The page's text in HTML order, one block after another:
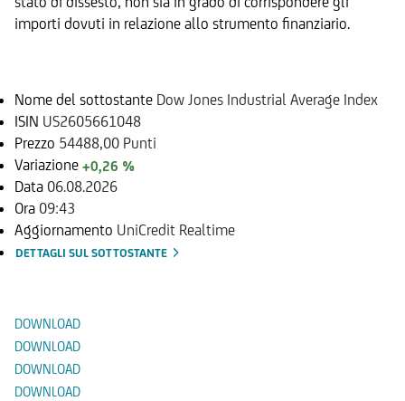
importi dovuti in relazione allo strumento finanziario.
Nome del sottostante Dow Jones Industrial Average Index
ISIN US2605661048
Prezzo 54488,00 Punti
Variazione +0,26 %
Data 06.08.2026
Ora 09:43
Aggiornamento UniCredit Realtime
DETTAGLI SUL SOTTOSTANTE
DOWNLOAD
DOWNLOAD
DOWNLOAD
DOWNLOAD